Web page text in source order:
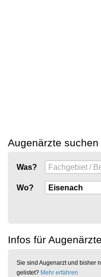
Augenärzte suchen
Was?
Wo?
Infos für Augenärzte
Sie sind Augenarzt und bisher
gelistet? Mehr erfahren